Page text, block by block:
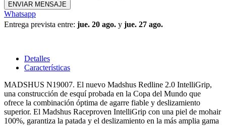
ENVIAR MENSAJE
Whatsapp
Entrega prevista entre: jue. 20 ago. y jue. 27 ago.
Detalles
Características
MADSHUS N19007. El nuevo Madshus Redline 2.0 IntelliGrip,
una construcción de esquí probada en la Copa del Mundo que
ofrece la combinación óptima de agarre fiable y deslizamiento
superior. El Madshus Raceproven IntelliGrip con una piel de mohair
100%, garantiza la patada y el deslizamiento en la más amplia gama